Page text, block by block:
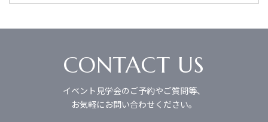
CONTACT US
イベント見学会のご予約やご質問等、
お気軽にお問い合わせください。